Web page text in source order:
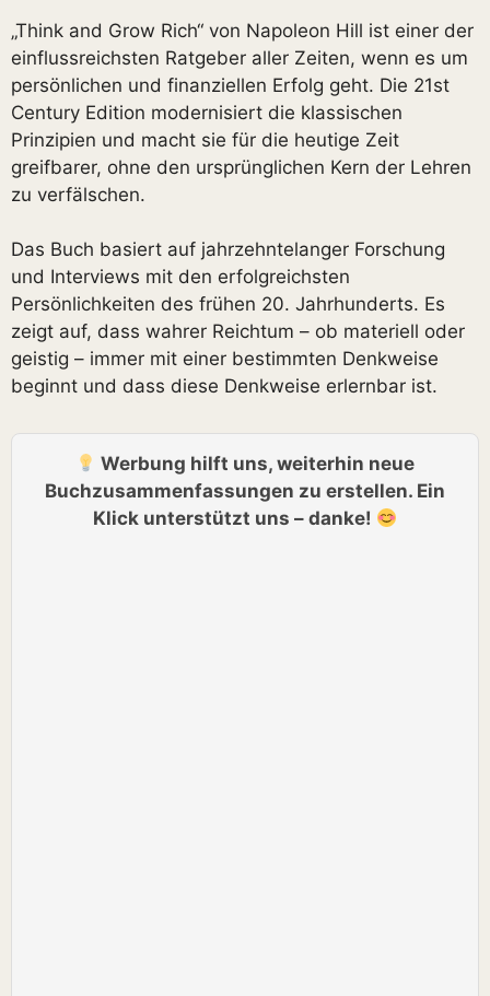
„Think and Grow Rich“ von Napoleon Hill ist einer der
einflussreichsten Ratgeber aller Zeiten, wenn es um
persönlichen und finanziellen Erfolg geht. Die 21st
Century Edition modernisiert die klassischen
Prinzipien und macht sie für die heutige Zeit
greifbarer, ohne den ursprünglichen Kern der Lehren
zu verfälschen.
Das Buch basiert auf jahrzehntelanger Forschung
und Interviews mit den erfolgreichsten
Persönlichkeiten des frühen 20. Jahrhunderts. Es
zeigt auf, dass wahrer Reichtum – ob materiell oder
geistig – immer mit einer bestimmten Denkweise
beginnt und dass diese Denkweise erlernbar ist.
Werbung hilft uns, weiterhin neue
Buchzusammenfassungen zu erstellen. Ein
Klick unterstützt uns – danke!